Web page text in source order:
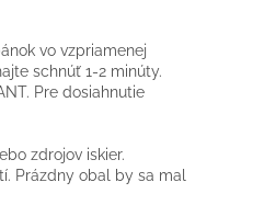
vo vzpriamenej
schnúť 1-2 minúty.
Pre dosiahnutie
zdrojov iskier.
Prázdny obal by sa mal